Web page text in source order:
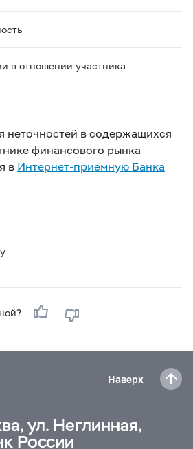
в отношении участника
неточностей в содержащихся
финансового рынка
в Интернет-приемную Банка
Наверх
ул. Неглинная,
России